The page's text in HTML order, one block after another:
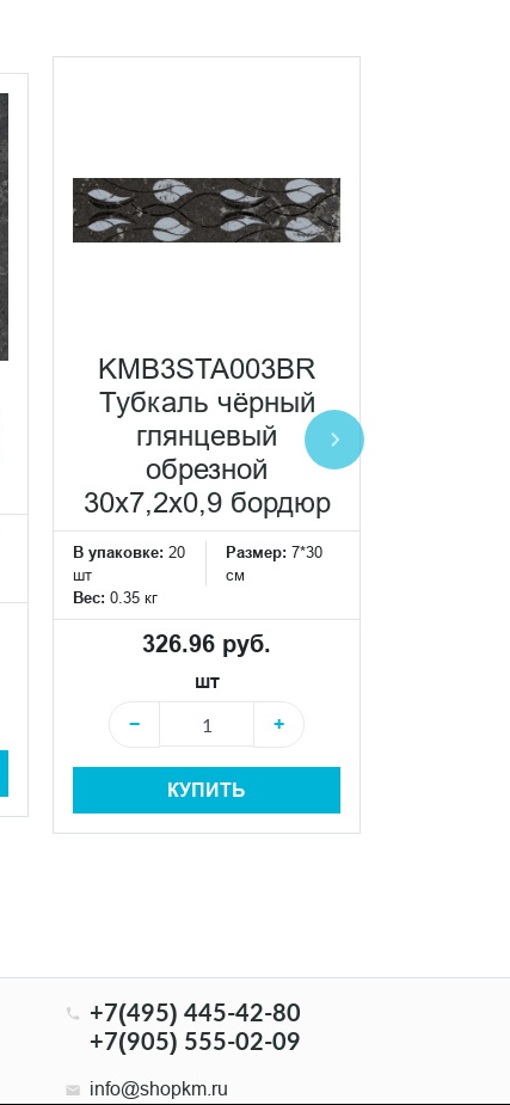
KMB3STA003BR
Тубкаль чёрный
глянцевый
обрезной
30x7,2x0,9 бордюр
В упаковке: 20
шт
Размер: 7*30
см
Вес: 0.35 кг
326.96 руб.
шт
−
+
КУПИТЬ
+7(495) 445-42-80
+7(905) 555-02-09
info@shopkm.ru